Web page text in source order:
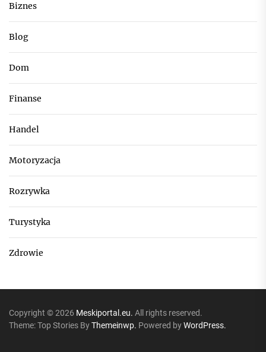
Biznes
Blog
Dom
Finanse
Handel
Motoryzacja
Rozrywka
Turystyka
Zdrowie
Copyright © 2026 Meskiportal.eu. All rights reserved.
Theme: Top Stories ByThemeinwp. Powered byWordPress.